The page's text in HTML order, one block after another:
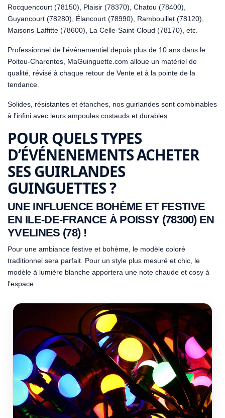
Rocquencourt (78150), Plaisir (78370), Chatou (78400),
Guyancourt (78280), Élancourt (78990), Rambouillet (78120),
Maisons-Laffitte (78600), La Celle-Saint-Cloud (78170), etc.
Professionnel de l'événementiel depuis plus de 10 ans dans le
Poitou-Charentes, MaGuinguette.com alloue un matériel de
qualité, révisé à chaque retour de Vente et à la pointe de la
tendance.
Solides, résistantes et étanches, nos guirlandes sont combinables
à l'infini avec leurs ampoules costauds et durables.
POUR QUELS TYPES
D’ÉVÉNENEMENTS ACHETER
SES GUIRLANDES
GUINGUETTES ?
UNE INFLUENCE BOHÈME ET FESTIVE
EN ILE-DE-FRANCE À POISSY (78300) EN
YVELINES (78) !
Pour une ambiance festive et bohème, le modèle coloré
traditionnel sera parfait. Pour un style plus mesuré et chic, le
modèle à lumière blanche apportera une note chaude et cosy à
l’espace.